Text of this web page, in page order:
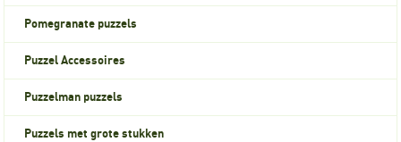
Pomegranate puzzels
Puzzel Accessoires
Puzzelman puzzels
Puzzels met grote stukken